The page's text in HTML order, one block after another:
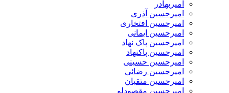
امیربهادر
امیرحسین آذری
امیرحسین افتخاری
امیرحسین ایمانی
امیرحسین پاک نهاد
امیرحسین پاکنهاد
امیرحسین حسینی
امیرحسین رضائی
امیرحسین متقیان
امیرحسین مقصودلو